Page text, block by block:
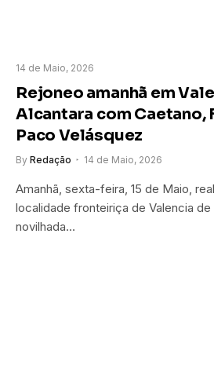
14 de Maio, 2026
Rejoneo amanhã em
Alcantara com Caetano,
Paco Velásquez
By Redação 14 de Maio, 2026
Amanhã, sexta-feira, 15 de Maio,
localidade fronteiriça de Valencia de
novilhada…